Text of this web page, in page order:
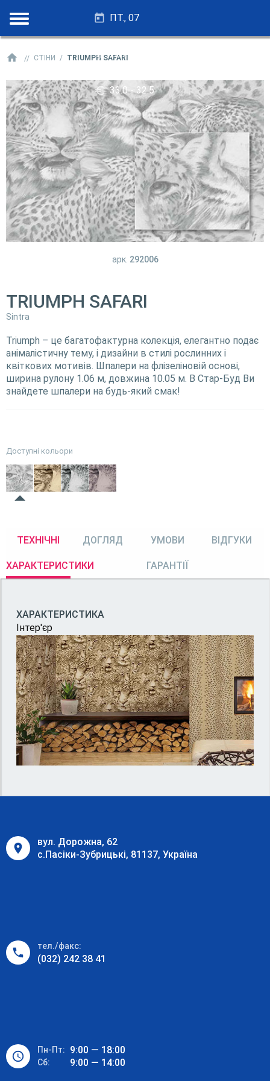
ПТ., 07
28.25 - 27.75
33.0 - 32.5
СТІНИ TRIUMPH SAFARI
арк. 292006
TRIUMPH SAFARI
Sintra
Triumph – це багатофактурна колекція, елегантно подає
анімалістичну тему, і дизайни в стилі рослинних і
квіткових мотивів. Шпалери на флізеліновій основі,
ширина рулону 1.06 м, довжина 10.05 м. В Стар-Буд Ви
знайдете шпалери на будь-який смак!
Доступні кольори
ТЕХНІЧНІ
ХАРАКТЕРИСТИКИ
ДОГЛЯД УМОВИ
ГАРАНТІЇ
ВІДГУКИ
ХАРАКТЕРИСТИКА
Інтер'єр
вул. Дорожна, 62
с.Пасіки-Зубрицькі, 81137, Україна
тел./факс:
(032) 242 38 41
Пн-Пт: 9:00 — 18:00
Cб: 9:00 — 14:00